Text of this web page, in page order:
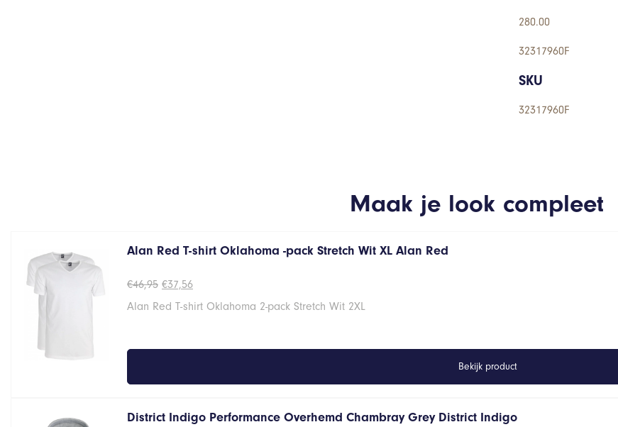
280.00
32317960F
SKU
32317960F
Maak je look compleet
Alan Red T-shirt Oklahoma -pack Stretch Wit XL Alan Red
€46,95 Oorspronkelijke
was:
€37,56Huidige
is:
Alan Red T-shirt Oklahoma 2-pack Stretch Wit 2XL
Bekijk product
District Indigo Performance Overhemd Chambray Grey District Indigo